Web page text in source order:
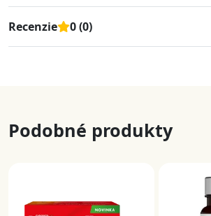
Recenzie 0 (0)
Podobné produkty